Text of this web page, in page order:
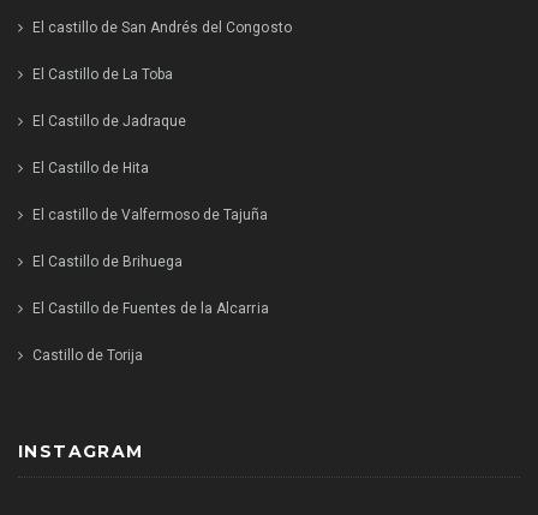
El castillo de San Andrés del Congosto
El Castillo de La Toba
El Castillo de Jadraque
El Castillo de Hita
El castillo de Valfermoso de Tajuña
El Castillo de Brihuega
El Castillo de Fuentes de la Alcarria
Castillo de Torija
INSTAGRAM